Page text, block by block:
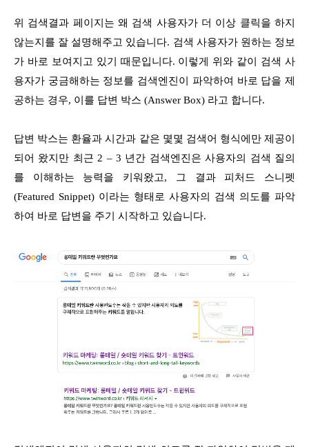
위 검색결과 페이지는 왜 검색 사용자가 더 이상 클릭을 하지
않는지를 잘 설명해주고 있습니다. 검색 사용자가 원하는 정보
가 바로 보여지고 있기 때문입니다. 이렇게 위와 같이 검색 사
용자가 궁금해하는 정보를 검색엔진이 파악하여 바로 답을 제
공하는 경우, 이를 답변 박스 (Answer Box) 라고 합니다.
답변 박스는 환율과 시간과 같은 몇몇 검색어 형식에만 제공이
되어 왔지만 최근 2 – 3 년간 검색엔진은 사용자의 검색 질의
를 이해하는 능력을 키워왔고, 그 결과 피처드 스니펫
(Featured Snippet) 이라는 형태로 사용자의 검색 의도를 파악
하여 바로 답변을 주기 시작하고 있습니다.